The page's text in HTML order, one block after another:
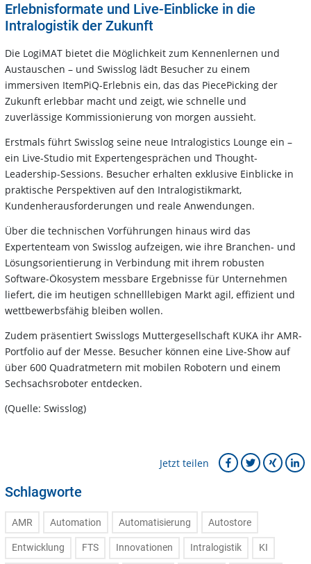
Erlebnisformate und Live-Einblicke in die
Intralogistik der Zukunft
Die LogiMAT bietet die Möglichkeit zum Kennenlernen und
Austauschen – und Swisslog lädt Besucher zu einem
immersiven ItemPiQ-Erlebnis ein, das das PiecePicking der
Zukunft erlebbar macht und zeigt, wie schnelle und
zuverlässige Kommissionierung von morgen aussieht.
Erstmals führt Swisslog seine neue Intralogistics Lounge ein –
ein Live-Studio mit Expertengesprächen und Thought-
Leadership-Sessions. Besucher erhalten exklusive Einblicke in
praktische Perspektiven auf den Intralogistikmarkt,
Kundenherausforderungen und reale Anwendungen.
Über die technischen Vorführungen hinaus wird das
Expertenteam von Swisslog aufzeigen, wie ihre Branchen- und
Lösungsorientierung in Verbindung mit ihrem robusten
Software-Ökosystem messbare Ergebnisse für Unternehmen
liefert, die im heutigen schnelllebigen Markt agil, effizient und
wettbewerbsfähig bleiben wollen.
Zudem präsentiert Swisslogs Muttergesellschaft KUKA ihr AMR-
Portfolio auf der Messe. Besucher können eine Live-Show auf
über 600 Quadratmetern mit mobilen Robotern und einem
Sechsachsroboter entdecken.
(Quelle: Swisslog)
Jetzt teilen
Schlagworte
AMR Automation Automatisierung Autostore
Entwicklung FTS Innovationen Intralogistik KI